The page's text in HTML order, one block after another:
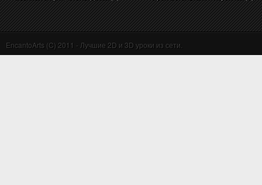
EncantoArts (C) 2011 - Лучшие 2D и 3D уроки из сети.